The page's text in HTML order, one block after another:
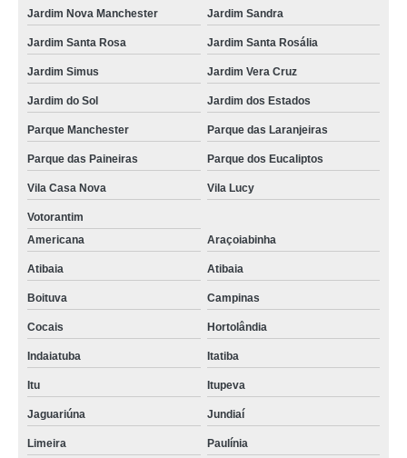
Jardim Nova Manchester Jardim Sandra
Jardim Santa Rosa Jardim Santa Rosália
Jardim Simus Jardim Vera Cruz
Jardim do Sol Jardim dos Estados
Parque Manchester Parque das Laranjeiras
Parque das Paineiras Parque dos Eucaliptos
Vila Casa Nova Vila Lucy
Votorantim
Americana
Araçoiabinha
Atibaia Atibaia
Boituva Campinas
Cocais Hortolândia
Indaiatuba Itatiba
Itu Itupeva
Jaguariúna Jundiaí
Limeira Paulínia